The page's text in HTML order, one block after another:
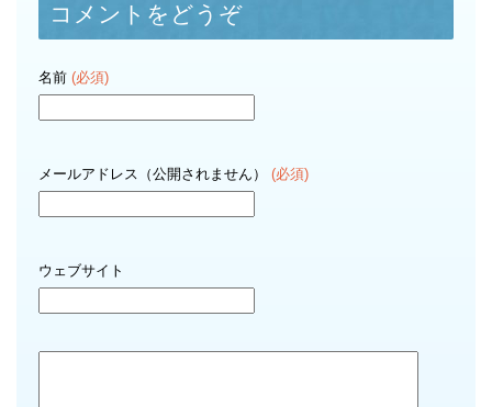
コメントをどうぞ
名前 (必須)
メールアドレス（公開されません） (必須)
ウェブサイト